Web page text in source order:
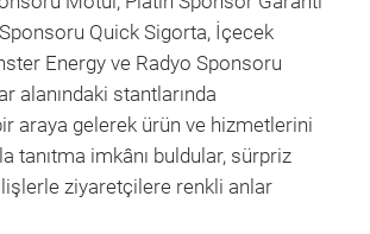
Quick Sigorta, İçecek
Energy ve Radyo Sponsoru
alanındaki stantlarında
araya gelerek ürün ve hizmetlerini
tanıtma imkânı buldular, sürpriz
ziyaretçilere renkli anlar